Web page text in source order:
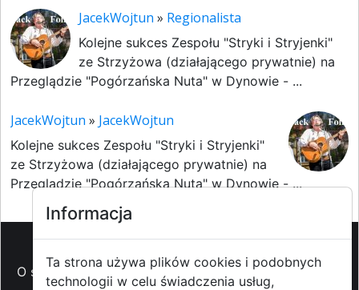
JacekWojtun » Regionalista
Kolejne sukces Zespołu "Stryki i Stryjenki"
ze Strzyżowa (działającego prywatnie) na
Przeglądzie "Pogórzańska Nuta" w Dynowie - ...
JacekWojtun » JacekWojtun
Kolejne sukces Zespołu "Stryki i Stryjenki"
ze Strzyżowa (działającego prywatnie) na
Przeglądzie "Pogórzańska Nuta" w Dynowie - ...
O strzyzowiak.pl-Reklama-Pomoc (FAQ)-Patronat
Informacja
Ta strona używa plików cookies i podobnych
technologii w celu świadczenia usług,